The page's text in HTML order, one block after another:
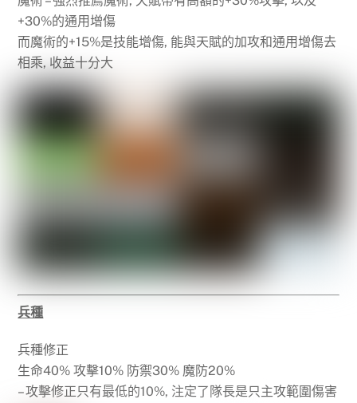
+30%的通用增傷
而魔術的+15%是技能增傷, 能與天賦的加攻和通用增傷去
相乘, 收益十分大
兵種
兵種修正
生命40% 攻擊10% 防禦30% 魔防20%
– 攻擊修正只有最低的10%, 注定了隊長是只主攻範圍傷害